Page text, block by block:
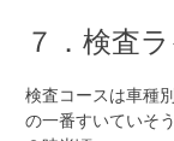
７．検査
検査コースは車種
の一番すいていそ